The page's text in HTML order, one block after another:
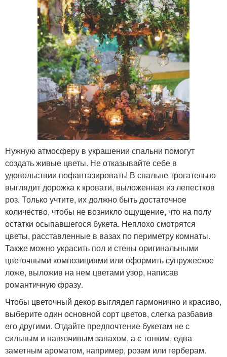
Нужную атмосферу в украшении спальни помогут
создать живые цветы. Не отказывайте себе в
удовольствии пофантазировать! В спальне трогательно
выглядит дорожка к кровати, выложенная из лепестков
роз. Только учтите, их должно быть достаточное
количество, чтобы не возникло ощущение, что на полу
остатки осыпавшегося букета. Неплохо смотрятся
цветы, расставленные в вазах по периметру комнаты.
Также можно украсить пол и стены оригинальными
цветочными композициями или оформить супружеское
ложе, выложив на нем цветами узор, написав
романтичную фразу.
Чтобы цветочный декор выглядел гармонично и красиво,
выберите один основной сорт цветов, слегка разбавив
его другими. Отдайте предпочтение букетам не с
сильным и навязчивым запахом, а с тонким, едва
заметным ароматом, например, розам или герберам.